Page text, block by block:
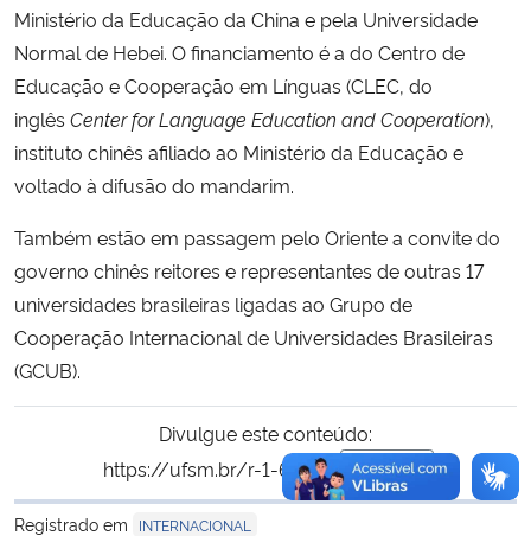
Ministério da Educação da China e pela Universidade
Normal de Hebei. O financiamento é a do Centro de
Educação e Cooperação em Línguas (CLEC, do
inglês Center for Language Education and Cooperation),
instituto chinês afiliado ao Ministério da Educação e
voltado à difusão do mandarim.
Também estão em passagem pelo Oriente a convite do
governo chinês reitores e representantes de outras 17
universidades brasileiras ligadas ao Grupo de
Cooperação Internacional de Universidades Brasileiras
(GCUB).
Divulgue este conteúdo:
https://ufsm.br/r-1-62693
Copiar
para área de
Registrado em
INTERNACIONAL